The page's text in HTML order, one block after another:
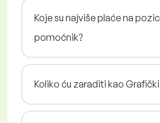
Koje su najviše plaće na
pomoćnik?
Koliko ću zaraditi kao